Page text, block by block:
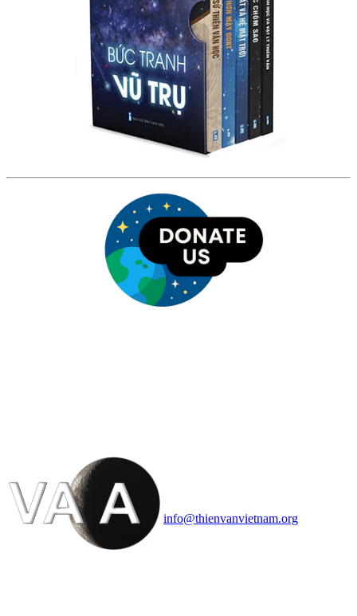
info@thienvanvietnam.org